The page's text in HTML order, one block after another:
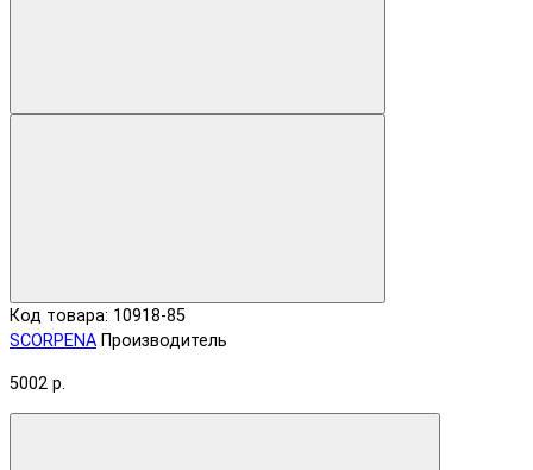
Код товара: 10918-85
SCORPENA Производитель
5002 р.